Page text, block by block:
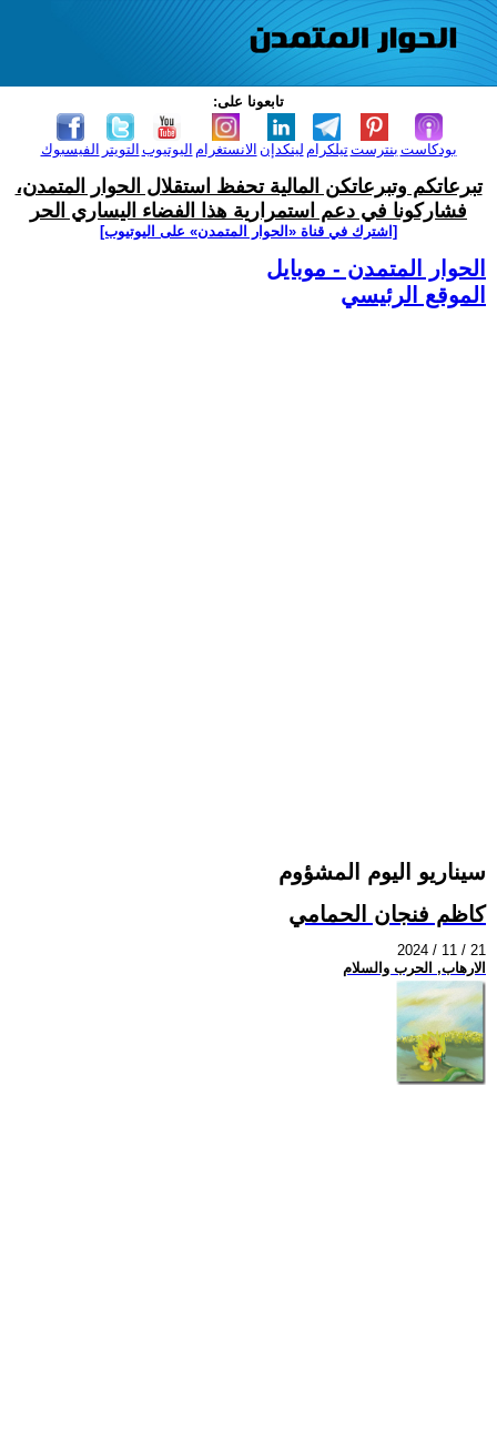
تابعونا على:
الفيسبوك التويتر اليوتيوب الانستغرام لينكدإن تيلكرامبنترست بودكاست
تبرعاتكم وتبرعاتكن المالية تحفظ استقلال الحوار المتمدن،
فشاركونا في دعم استمرارية هذا الفضاء اليساري الحر
[اشترك في قناة ‫«الحوار المتمدن» على اليوتيوب]
الحوار المتمدن - موبايل
الموقع الرئيسي
سيناريو اليوم المشؤوم
كاظم فنجان الحمامي
2024 / 11 / 21
الارهاب, الحرب والسلام